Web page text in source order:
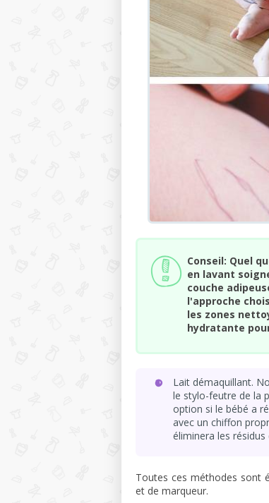
Conseil: Quel
en lavant
couche
l'approche
les zones
hydratante
Lait démaquillant.
le stylo-feutre de la
option si le bébé a
avec un chiffon
éliminera les
Toutes ces méthodes sont
et de marqueur.